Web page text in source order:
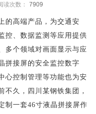
读次数： 7909
的高端产品，为交通安
控、数据监测等应用提供
多个领域对画面显示与应
拼接屏的安全监控数字
心控制管理等功能也为安
不久，四川某钢铁集团，
制一套46寸液晶拼接屏作